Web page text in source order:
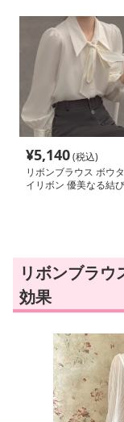
¥5,140(税込)
リボンブラウス ボウタ
イリボン 優美なる結び
リボンブラ
効果